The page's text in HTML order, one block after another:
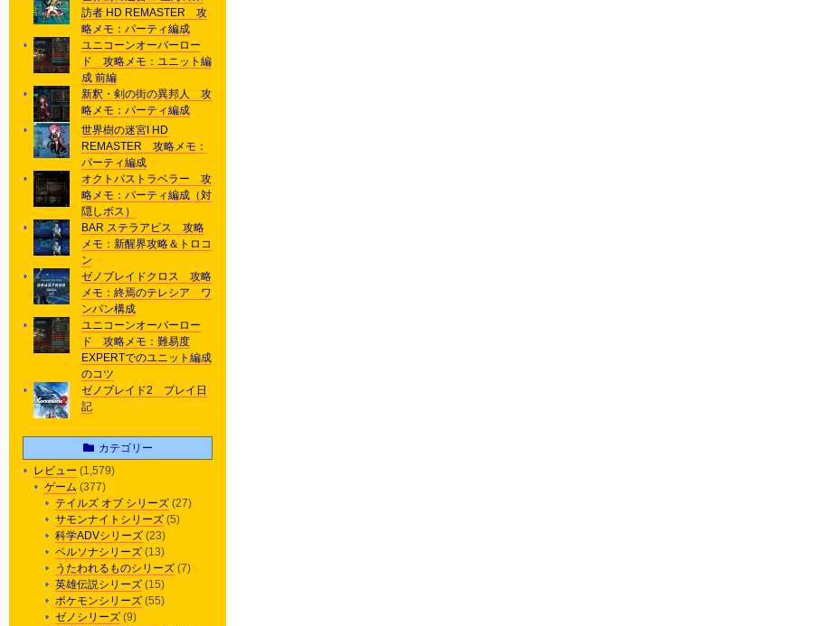
訪者 HD REMASTER 攻
略メモ：パーティ編成
ユニコーンオーバーロー
ド 攻略メモ：ユニット編
成 前編
新釈・剣の街の異邦人 攻
略メモ：パーティ編成
世界樹の迷宮I HD
REMASTER 攻略メモ：
パーティ編成
オクトパストラベラー 攻
略メモ：パーティ編成（対
隠しボス）
BAR ステラアビス 攻略
メモ：新醒界攻略＆トロコ
ン
ゼノブレイドクロス 攻略
メモ：終焉のテレシア ワ
ンパン構成
ユニコーンオーバーロー
ド 攻略メモ：難易度
EXPERTでのユニット編成
のコツ
ゼノブレイド2 プレイ日
記
カテゴリー
レビュー (1,579)
ゲーム (377)
テイルズ オブ シリーズ (27)
サモンナイトシリーズ (5)
科学ADVシリーズ (23)
ペルソナシリーズ (13)
うたわれるものシリーズ (7)
英雄伝説シリーズ (15)
ポケモンシリーズ (55)
ゼノシリーズ (9)